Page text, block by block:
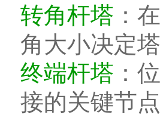
转角杆塔 ：
角大小决定塔
终端杆塔 ：
接的关键节点